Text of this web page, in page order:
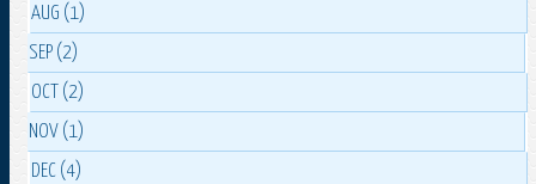
AUG (1)
SEP (2)
OCT (2)
NOV (1)
DEC (4)